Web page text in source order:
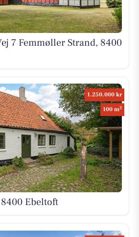
7 Femmøller Strand, 8400
1.250.000 kr
100 m2
Ebeltoft